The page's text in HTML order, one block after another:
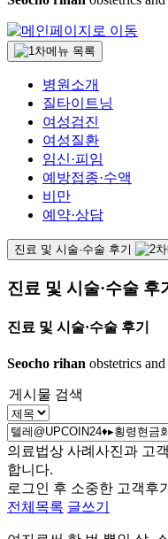
병원소개
질타이트닝
여성검진
여성질환
임신·피임
예방접종·수액
비만
예약·상담
진료 및 시술·수술 후기
진료 및 시술·수술 후
진료 및 시술·수술 후기
Seocho rihan obstetrics
게시물 검색
의료법상 사례사진과 고
합니다.
로그인 후 소중한 고객후
전체목록 글쓰기